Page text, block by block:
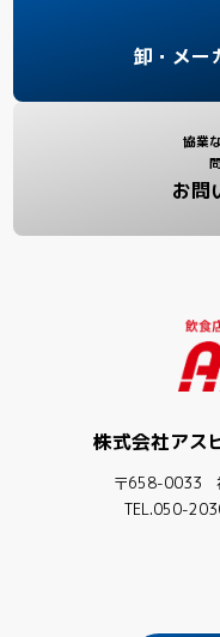
卸・メー
協業
お問
株式会社アス
〒658-0033
TEL.050-